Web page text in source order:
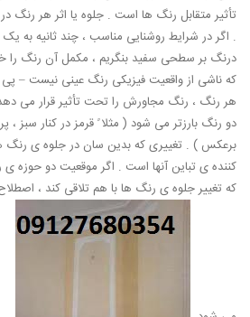
تأثیر متقابل رنگ ها است . جلوه یا اثر هر رنگ
. اگر در شرایط روشنایی مناسب ، چند ثانیه به
درنگ بر سطحی سفید بنگریم ، مکمل آن رنگ را
که ناشی از واقعیت فیزیکی رنگ عینی نیست – پی
هر رنگ ، رنگ مجاورش را تحت تأثیر قرار می
دو رنگ بارزتر می شود ( مثلا ً قرمز در کنار سبز ،
برعکس ) . تغییری که بدین سان در جلوه ی
کننده ی تباین آنها است . اگر موقعیت دو حوزه
که تغییر جلوه ی رنگ ها با هم تلاقی کند ،